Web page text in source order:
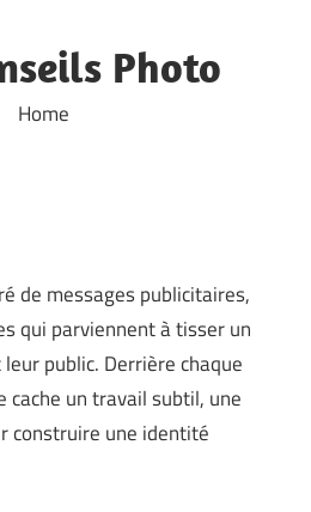
Photo
Home
de messages publicitaires,
qui parviennent à tisser un
public. Derrière chaque
cache un travail subtil, une
construire une identité